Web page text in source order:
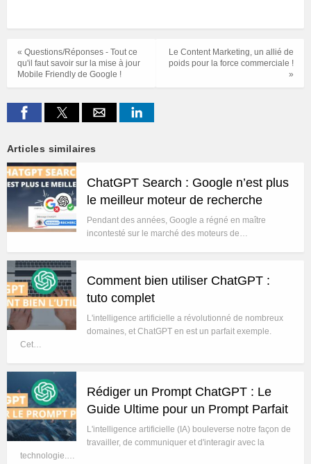
Le Content Marketing, un allié de
poids pour la force commerciale !
»
« Questions/Réponses - Tout ce
qu'il faut savoir sur la mise à jour
Mobile Friendly de Google !
Articles similaires
ChatGPT Search : Google n’est plus
le meilleur moteur de recherche
Pendant des années, Google a régné en maître
incontesté sur le marché des moteurs de…
Comment bien utiliser ChatGPT :
tuto complet
L'intelligence artificielle a révolutionné de nombreux
domaines, et ChatGPT en est un parfait exemple.
Cet…
Rédiger un Prompt ChatGPT : Le
Guide Ultime pour un Prompt Parfait
L'intelligence artificielle (IA) bouleverse notre façon de
travailler, de communiquer et d'interagir avec la
technologie.…